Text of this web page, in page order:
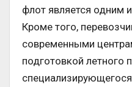
флот является одним
Кроме того,
современными
подготовкой летного